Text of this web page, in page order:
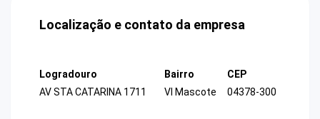
Localização e contato da empresa
Logradouro
AV STA CATARINA 1711
Bairro
Vl Mascote
CEP
04378-300